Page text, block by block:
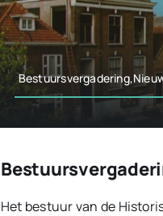
Het bestuur van de